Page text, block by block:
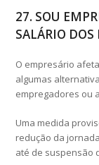
27. SOU
SALÁRIO DOS
O empresário
algumas
empregadores ou
Uma medida
redução da
até de suspensão